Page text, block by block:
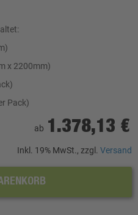
x 2200mm)
Pack)
ab 1.378,13 €
Inkl. 19% MwSt., zzgl. Versand